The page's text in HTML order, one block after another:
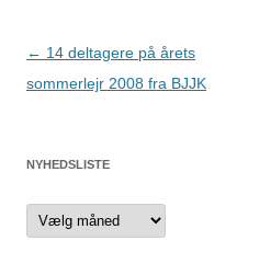
Indlægsnavigation
← 14 deltagere på årets
sommerlejr 2008 fra BJJK
NYHEDSLISTE
Nyhedsliste